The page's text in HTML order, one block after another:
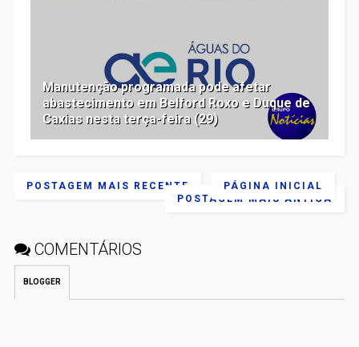
Manutenção programada pode afetar
abastecimento em Belford Roxo e Duque de
Caxias nesta terça-feira (29)
POSTAGEM MAIS RECENTE
POSTAGEM MAIS ANTIGA
PÁGINA INICIAL
COMENTÁRIOS
BLOGGER